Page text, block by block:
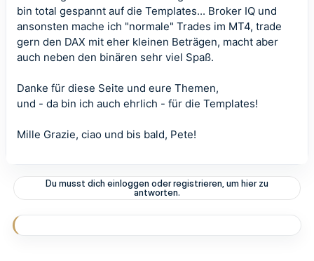
bin total gespannt auf die Templates... Broker IQ und
ansonsten mache ich "normale" Trades im MT4, trade
gern den DAX mit eher kleinen Beträgen, macht aber
auch neben den binären sehr viel Spaß.
Danke für diese Seite und eure Themen,
und - da bin ich auch ehrlich - für die Templates!
Mille Grazie, ciao und bis bald, Pete!
Du musst dich einloggen oder registrieren, um hier zu
antworten.